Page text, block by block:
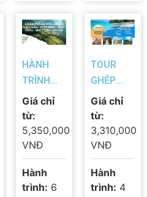
HÀNH
TRÌNH
TÂY BẮC
6N5Đ: HÀ
NỘI –
SAPA –
LAI CHÂU
– ĐIỆN
BIÊN –
Giá chỉ
từ:
5,350,000
VNĐ
Hành
trình: 6
TOUR
GHÉP
NHA
TRANG –
VỊNH
NHA
TRANG –
CITY
TOUR,
Giá chỉ
từ:
3,310,000
VNĐ
Hành
trình: 4